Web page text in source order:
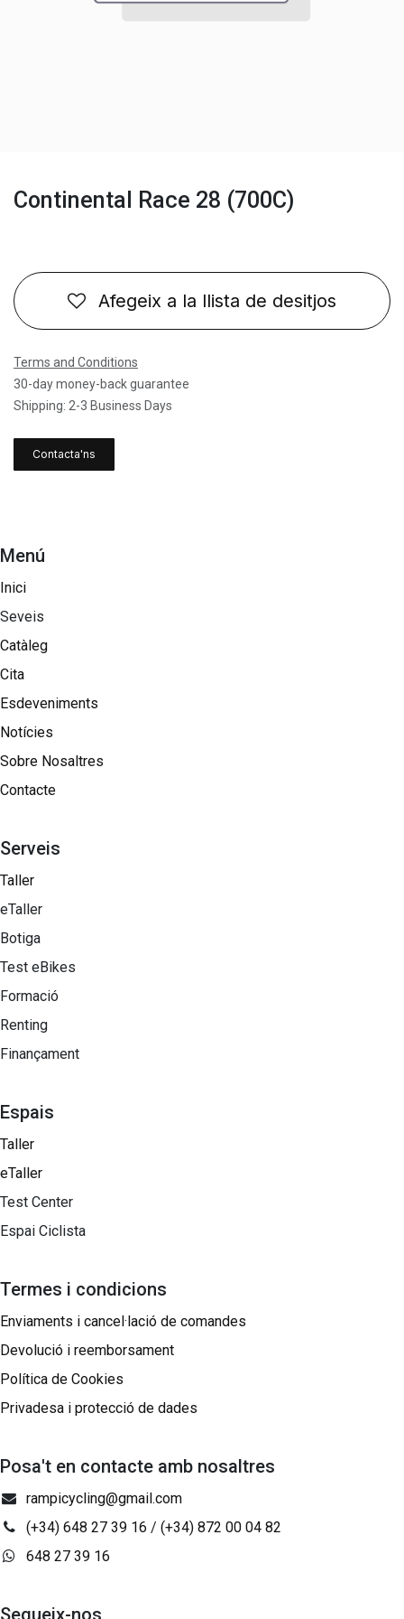
Continental Race 28 (700C)
Afegeix a la llista de desitjos
Terms and Conditions
30-day money-back guarantee
Shipping: 2-3 Business Days
Contacta'ns
Menú
Inici
Seveis
Catàleg
Cita
Esdeveniments
Notícies
Sobre Nosaltres​
Contacte
Serveis
Taller
eTaller
Botiga
Test eBikes
Formació
Renting
Finançament
Espais
Taller
eTaller
Test Center
Espai Ciclista
Termes i condicions
Enviaments i cancel·lació de comandes
Devolució i reemborsament
Política de Cookies
Privadesa i protecció de dades
Posa't en contacte amb nosaltres
rampicycling@gmail.com
(+34) 648 27 39 16 / (+34) 872 00 04 82
648 27 39 16
Segueix-nos